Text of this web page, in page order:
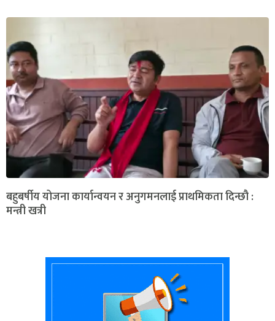
बहुबर्षीय योजना कार्यान्वयन र अनुगमनलाई प्राथमिकता दिन्छौ :
मन्त्री खत्री